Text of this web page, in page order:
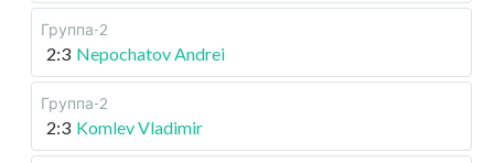
Группа-2
2:3 Nepochatov Andrei
Группа-2
2:3 Komlev Vladimir